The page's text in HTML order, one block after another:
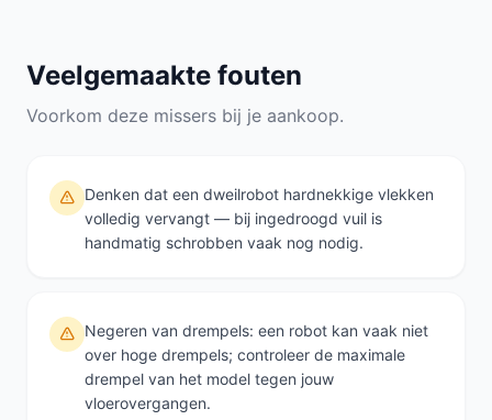
Veelgemaakte fouten
Voorkom deze missers bij je aankoop.
Denken dat een dweilrobot hardnekkige vlekken
volledig vervangt — bij ingedroogd vuil is
handmatig schrobben vaak nog nodig.
Negeren van drempels: een robot kan vaak niet
over hoge drempels; controleer de maximale
drempel van het model tegen jouw
vloerovergangen.